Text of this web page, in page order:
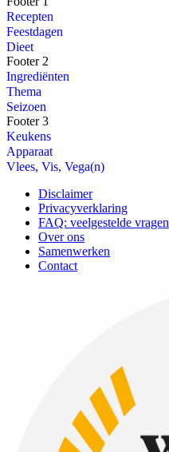
Recepten
Feestdagen
Dieet
Footer 2
Ingrediënten
Thema
Seizoen
Footer 3
Keukens
Apparaat
Vlees, Vis, Vega(n)
Disclaimer
Privacyverklaring
FAQ: veelgestelde vragen
Over ons
Samenwerken
Contact